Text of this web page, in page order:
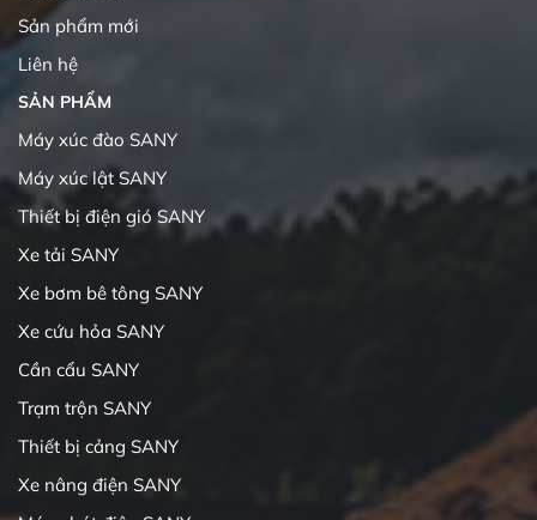
Sản phẩm mới
Liên hệ
SẢN PHẨM
Máy xúc đào SANY
Máy xúc lật SANY
Thiết bị điện gió SANY
Xe tải SANY
Xe bơm bê tông SANY
Xe cứu hỏa SANY
Cần cẩu SANY
Trạm trộn SANY
Thiết bị cảng SANY
Xe nâng điện SANY